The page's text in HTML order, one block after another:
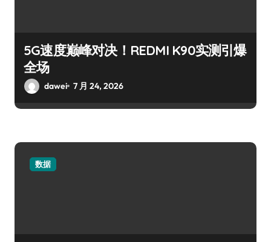
5G速度巅峰对决！REDMI K90实测引爆
全场
dawei 7 月 24, 2026
数据